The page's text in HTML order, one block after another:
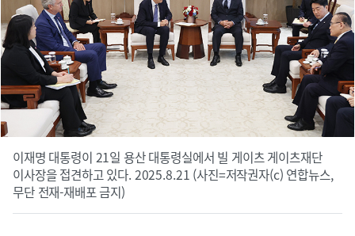
이재명 대통령이 21일 용산 대통령실에서 빌 게이츠 게이츠재단
이사장을 접견하고 있다. 2025.8.21 (사진=저작권자(c) 연합뉴스,
무단 전재-재배포 금지)